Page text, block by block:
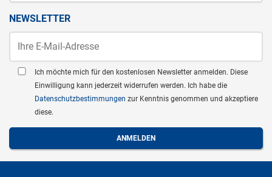
NEWSLETTER
Ich möchte mich für den kostenlosen Newsletter anmelden. Diese
Einwilligung kann jederzeit widerrufen werden. Ich habe die
Datenschutzbestimmungen zur Kenntnis genommen und akzeptiere
diese.